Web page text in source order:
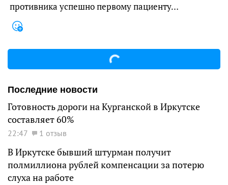
противника успешно первому пациенту…
Последние новости
Готовность дороги на Курганской в Иркутске
составляет 60%
22:47 1 отзыв
В Иркутске бывший штурман получит
полмиллиона рублей компенсации за потерю
слуха на работе